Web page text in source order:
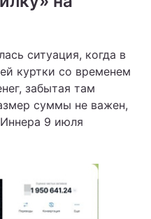
ситуация, когда в
куртки со временем
забытая там
суммы не важен,
9 июля